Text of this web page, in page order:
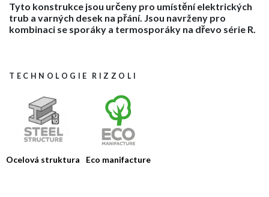
FIRMA
NÁSTROJE
NOVINKY
MEDIA
KONTAKTY
KLIENTSKÁ SEKCE
Tyto konstrukce jsou určeny pro umístění elektrických
trub a varných desek na přání. Jsou navrženy pro
kombinaci se sporáky a termosporáky na dřevo série R.
TECHNOLOGIE RIZZOLI
Ocelová struktura Eco manifacture